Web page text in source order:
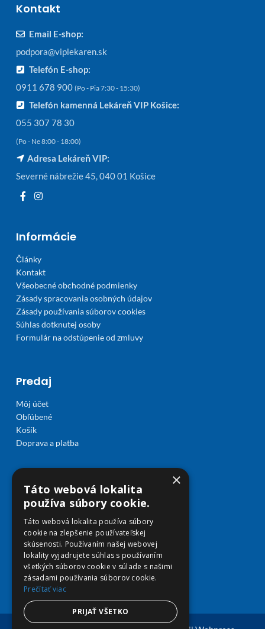
Kontakt
Email E-shop:
podpora@viplekaren.sk
Telefón E-shop:
0911 678 900 (Po - Pia 7:30 - 15:30)
Telefón kamenná Lekáreň VIP Košice:
055 307 78 30
(Po - Ne 8:00 - 18:00)
Adresa Lekáreň VIP:
Severné nábrežie 45, 040 01 Košice
Informácie
Články
Kontakt
Všeobecné obchodné podmienky
Zásady spracovania osobných údajov
Zásady používania súborov cookies
Súhlas dotknutej osoby
Formulár na odstúpenie od zmluvy
Predaj
Môj účet
Obľúbené
Košík
Doprava a platba
×
Táto webová lokalita
používa súbory cookie.
Táto webová lokalita používa súbory
cookie na zlepšenie používateľskej
skúsenosti. Používaním našej webovej
lokality vyjadrujete súhlas s používaním
všetkých súborov cookie v súlade s našimi
zásadami používania súborov cookie.
Prečítať viac
PRIJAŤ VŠETKO